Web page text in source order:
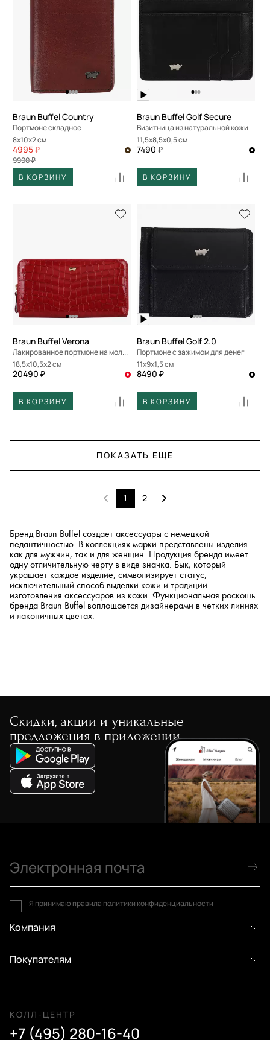
Braun Buffel Country
Портмоне складное
8x10x2 см
4995 ₽
9990 ₽
В КОРЗИНУ
Braun Buffel Golf Secure
Визитница из натуральной кожи
11,5x8,5x0,5 см
7490 ₽
В КОРЗИНУ
Braun Buffel Verona
Лакированное портмоне на молнии
18,5x10,5x2 см
20490 ₽
В КОРЗИНУ
Braun Buffel Golf 2.0
Портмоне с зажимом для денег
11x9x1,5 см
8490 ₽
В КОРЗИНУ
ПОКАЗАТЬ ЕЩЕ
1 2
Бренд Braun Buffel создает аксессуары с немецкой
педантичностью. В коллекциях марки представлены изделия
как для мужчин, так и для женщин. Продукция бренда имеет
одну отличительную черту в виде значка. Бык, который
украшает каждое изделие, символизирует статус,
исключительный способ выделки кожи и традиции
изготовления аксессуаров из кожи. Функциональная роскошь
бренда Braun Buffel воплощается дизайнерами в четких линиях
и лаконичных цветах.
Скидки, акции и уникальные
предложения в приложении
Компания
Покупателям
КОЛЛ-ЦЕНТР
+7 (495) 280-16-40
Я принимаю правила политики конфиденциальности